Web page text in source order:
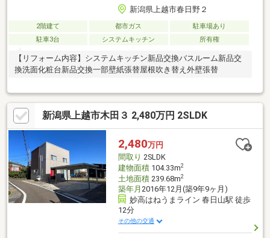
新潟県上越市春日野２
2階建て 都市ガス
駐車場あり
駐車3台
システムキッチン 所有権
【リフォーム内容】システムキッチン新品交換バスルーム新品交
換洗面化粧台新品交換一部壁紙張替屋根吹き替え外壁張替
新潟県上越市木田３ 2,480万円 2SLDK
2,480万円
間取り 2SLDK
建物面積104.33m2
土地面積239.68m2
築年月 2016年12月(築9年9ヶ月)
妙高はねうまライン 春日山駅 徒歩
12分
その他の交通